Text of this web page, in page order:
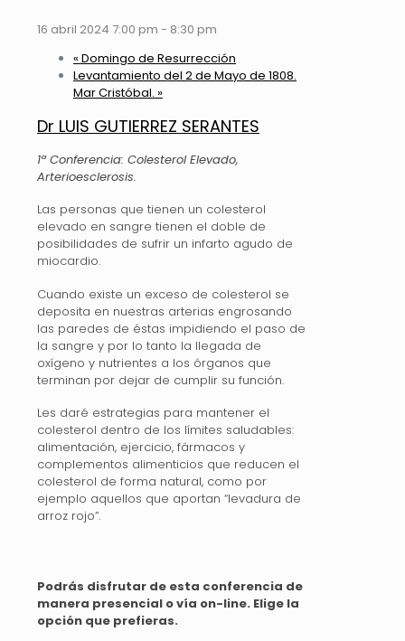
16 abril 2024 7:00 pm - 8:30 pm
« Domingo de Resurrección
Levantamiento del 2 de Mayo de 1808.
Mar Cristóbal. »
Dr LUIS GUTIERREZ SERANTES
1ª Conferencia: Colesterol Elevado,
Arterioesclerosis.
Las personas que tienen un colesterol
elevado en sangre tienen el doble de
posibilidades de sufrir un infarto agudo de
miocardio.
Cuando existe un exceso de colesterol se
deposita en nuestras arterias engrosando
las paredes de éstas impidiendo el paso de
la sangre y por lo tanto la llegada de
oxígeno y nutrientes a los órganos que
terminan por dejar de cumplir su función.
Les daré estrategias para mantener el
colesterol dentro de los límites saludables:
alimentación, ejercicio, fármacos y
complementos alimenticios que reducen el
colesterol de forma natural, como por
ejemplo aquellos que aportan “levadura de
arroz rojo”.
Podrás disfrutar de esta conferencia de
manera presencial o vía on-line. Elige la
opción que prefieras.